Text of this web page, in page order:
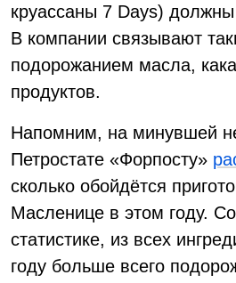
круассаны 7 Days)
В компании связывают
подорожанием масла,
продуктов.
Напомним, на минувшей
Петростате «Форпосту»
сколько обойдётся
Масленице в этом году.
статистике, из всех
году больше всего